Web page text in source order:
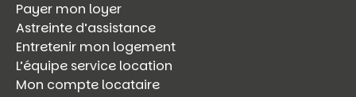
Payer mon loyer
Astreinte d’assistance
Entretenir mon logement
L’équipe service location
Mon compte locataire